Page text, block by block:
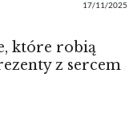
17/11/2025
które robią
z sercem